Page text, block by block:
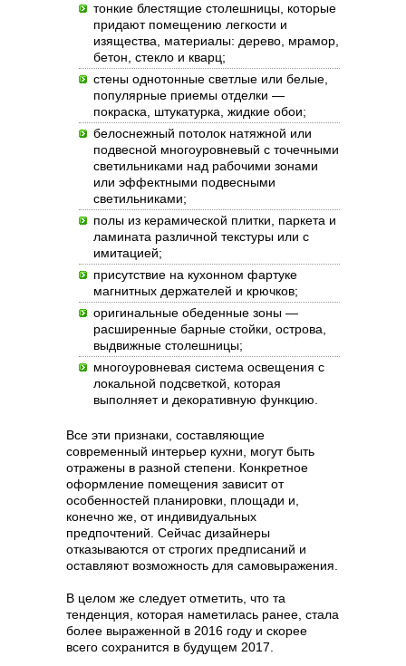
тонкие блестящие столешницы, которые
придают помещению легкости и
изящества, материалы: дерево, мрамор,
бетон, стекло и кварц;
стены однотонные светлые или белые,
популярные приемы отделки —
покраска, штукатурка, жидкие обои;
белоснежный потолок натяжной или
подвесной многоуровневый с точечными
светильниками над рабочими зонами
или эффектными подвесными
светильниками;
полы из керамической плитки, паркета и
ламината различной текстуры или с
имитацией;
присутствие на кухонном фартуке
магнитных держателей и крючков;
оригинальные обеденные зоны —
расширенные барные стойки, острова,
выдвижные столешницы;
многоуровневая система освещения с
локальной подсветкой, которая
выполняет и декоративную функцию.
Все эти признаки, составляющие
современный интерьер кухни, могут быть
отражены в разной степени. Конкретное
оформление помещения зависит от
особенностей планировки, площади и,
конечно же, от индивидуальных
предпочтений. Сейчас дизайнеры
отказываются от строгих предписаний и
оставляют возможность для самовыражения.
В целом же следует отметить, что та
тенденция, которая наметилась ранее, стала
более выраженной в 2016 году и скорее
всего сохранится в будущем 2017.